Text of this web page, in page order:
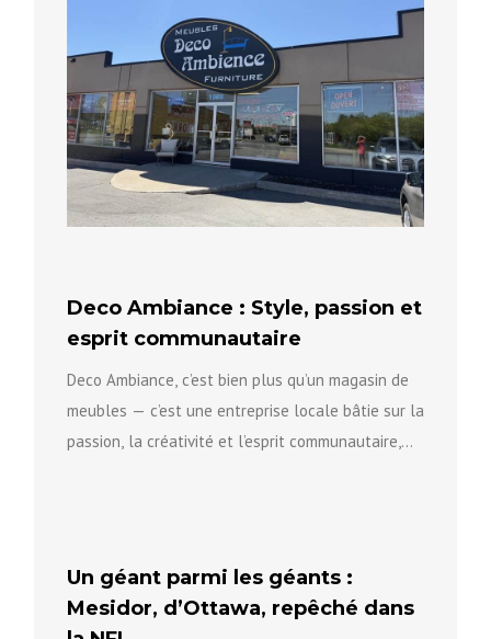
Deco Ambiance : Style, passion et
esprit communautaire
Deco Ambiance, c’est bien plus qu’un magasin de
meubles — c’est une entreprise locale bâtie sur la
passion, la créativité et l’esprit communautaire,
Un géant parmi les géants :
Mesidor, d’Ottawa, repêché dans